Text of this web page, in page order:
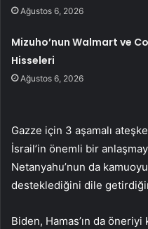
Ağustos 6, 2026
Mizuho’nun Walmart ve
Hisseleri
Ağustos 6, 2026
Gazze için 3 aşamalı
İsrail’in önemli bir
Netanyahu’nun da
desteklediğini dile
Biden, Hamas’ın da